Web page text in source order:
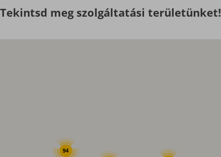
Tekintsd meg szolgáltatási területünket!
94